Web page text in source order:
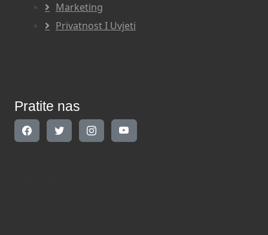
Marketing
Privatnost I Uvjeti
Pratite nas